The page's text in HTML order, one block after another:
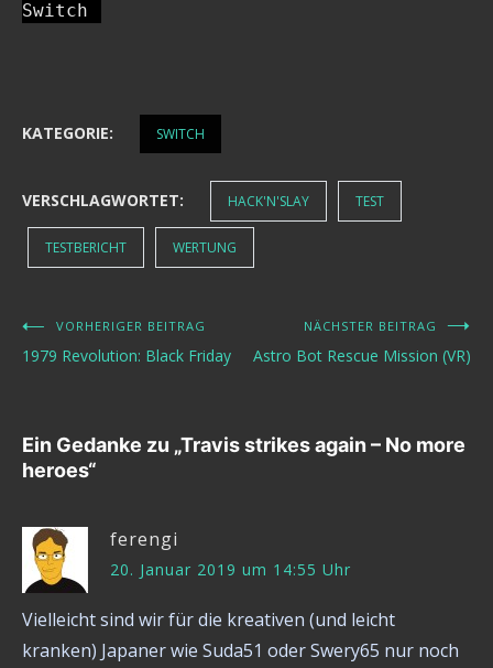
Switch
KATEGORIE: SWITCH
VERSCHLAGWORTET: HACK'N'SLAY TEST
TESTBERICHT WERTUNG
Beitragsnavigation
VORHERIGER BEITRAG
1979 Revolution: Black Friday
NÄCHSTER BEITRAG
Astro Bot Rescue Mission (VR)
Ein Gedanke zu „Travis strikes again – No more
heroes“
ferengi
20. Januar 2019 um 14:55 Uhr
Vielleicht sind wir für die kreativen (und leicht
kranken) Japaner wie Suda51 oder Swery65 nur noch